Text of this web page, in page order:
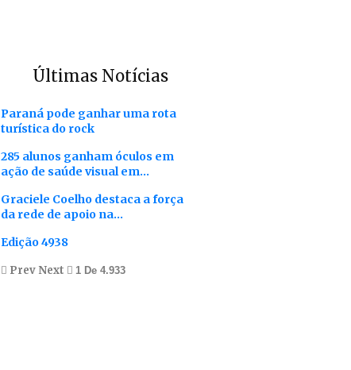
Últimas Notícias
Paraná pode ganhar uma rota
turística do rock
285 alunos ganham óculos em
ação de saúde visual em…
Graciele Coelho destaca a força
da rede de apoio na…
Edição 4938
Prev Next 1 De 4.933